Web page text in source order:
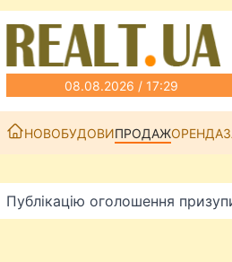
08.08.2026 / 17:29
НОВОБУДОВИПРОДАЖОРЕНДА
Публікацію оголошення